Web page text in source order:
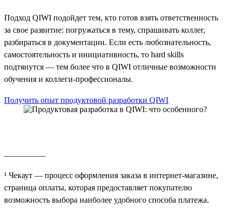
Подход QIWI подойдет тем, кто готов взять ответственность
за свое развитие: погружаться в тему, спрашивать коллег,
разбираться в документации. Если есть любознательность,
самостоятельность и инициативность, то hard skills
подтянутся — тем более что в QIWI отличные возможности
обучения и коллеги-профессионалы.
Получить опыт продуктовой разработки QIWI
¹ Чекаут — процесс оформления заказа в интернет-магазине,
страница оплаты, которая предоставляет покупателю
возможность выбора наиболее удобного способа платежа.